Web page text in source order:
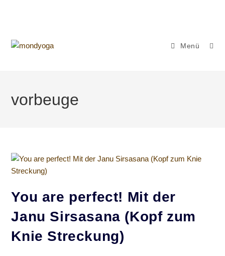
Menü
vorbeuge
You are perfect! Mit der
Janu Sirsasana (Kopf zum
Knie Streckung)